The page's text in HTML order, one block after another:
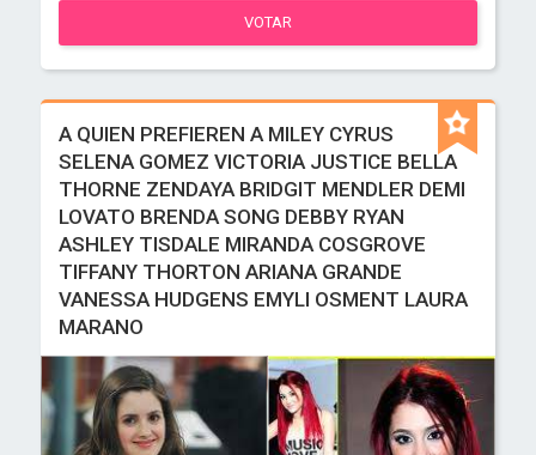
VOTAR
A QUIEN PREFIEREN A MILEY CYRUS
SELENA GOMEZ VICTORIA JUSTICE BELLA
THORNE ZENDAYA BRIDGIT MENDLER DEMI
LOVATO BRENDA SONG DEBBY RYAN
ASHLEY TISDALE MIRANDA COSGROVE
TIFFANY THORTON ARIANA GRANDE
VANESSA HUDGENS EMYLI OSMENT LAURA
MARANO